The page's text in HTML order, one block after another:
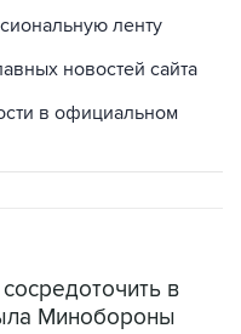
ленту
новостей сайта
в официальном
в
Минобороны